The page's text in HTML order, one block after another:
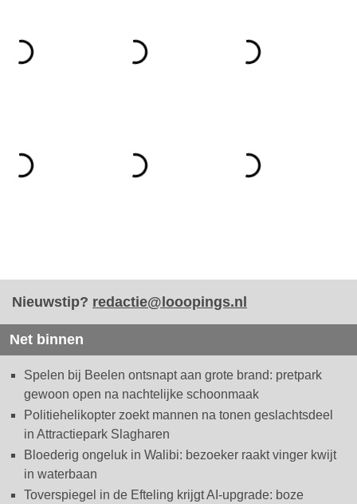
Nieuwstip? redactie@looopings.nl
Net binnen
Spelen bij Beelen ontsnapt aan grote brand: pretpark
gewoon open na nachtelijke schoonmaak
Politiehelikopter zoekt mannen na tonen geslachtsdeel
in Attractiepark Slagharen
Bloederig ongeluk in Walibi: bezoeker raakt vinger kwijt
in waterbaan
Toverspiegel in de Efteling krijgt AI-upgrade: boze